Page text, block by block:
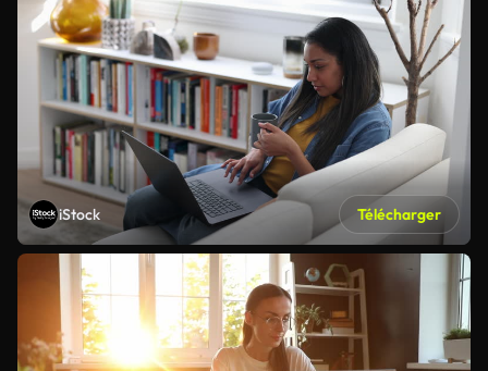
iStock Télécharger